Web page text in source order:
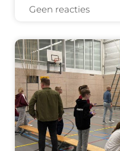
Geen reacties